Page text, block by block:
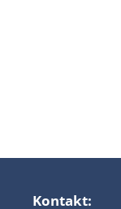
Kontakt: